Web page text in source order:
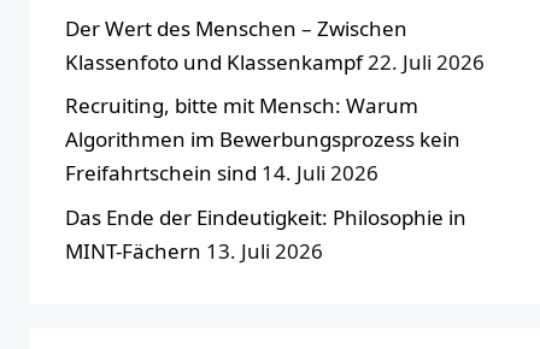
Der Wert des Menschen – Zwischen
Klassenfoto und Klassenkampf22. Juli 2026
Recruiting, bitte mit Mensch: Warum
Algorithmen im Bewerbungsprozess kein
Freifahrtschein sind 14. Juli 2026
Das Ende der Eindeutigkeit: Philosophie in
MINT-Fächern 13. Juli 2026